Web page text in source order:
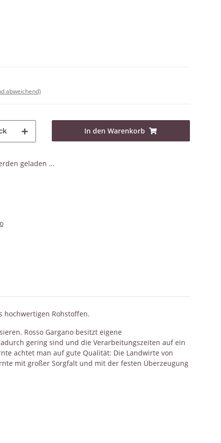
abweichend)
In den Warenkorb
geladen ...
hochwertigen Rohstoffen.
Rosso Gargano besitzt eigene
gering sind und die Verarbeitungszeiten auf ein
achtet man auf gute Qualität: Die Landwirte von
mit großer Sorgfalt und mit der festen Überzeugung